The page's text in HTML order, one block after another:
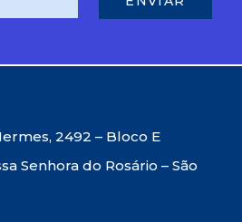
2492 – Bloco E
Senhora do Rosário – São